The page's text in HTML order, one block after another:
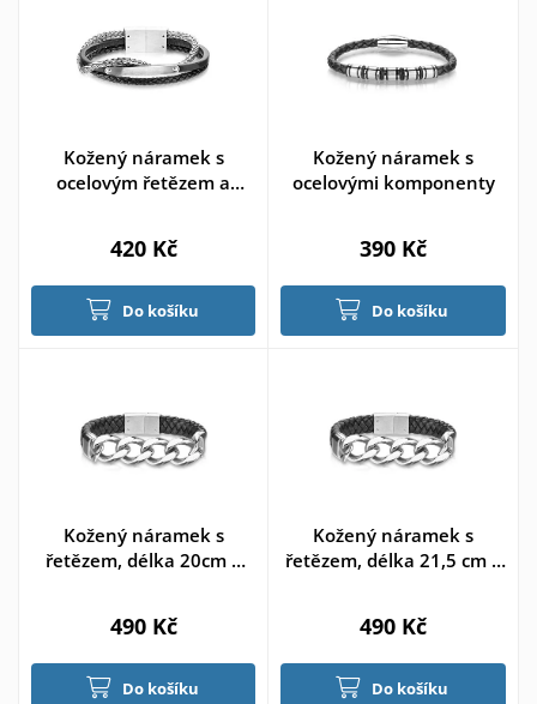
Kožený náramek s
ocelovým řetězem a
420 Kč
Do košíku
Kožený náramek s
ocelovými komponenty
390 Kč
Do košíku
Kožený náramek s
řetězem, délka 20cm >
490 Kč
Do košíku
Kožený náramek s
řetězem, délka 21,5 cm >
490 Kč
Do košíku